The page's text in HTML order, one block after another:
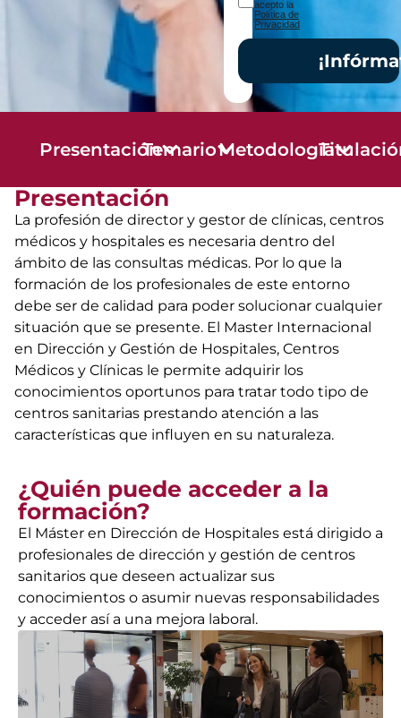
acepto la
Política de
Privacidad
PresentaciónTemarioMetodología
Presentación
La profesión de director y gestor de clínicas, centros
médicos y hospitales es necesaria dentro del
ámbito de las consultas médicas. Por lo que la
formación de los profesionales de este entorno
debe ser de calidad para poder solucionar cualquier
situación que se presente. El Master Internacional
en Dirección y Gestión de Hospitales, Centros
Médicos y Clínicas le permite adquirir los
conocimientos oportunos para tratar todo tipo de
centros sanitarias prestando atención a las
características que influyen en su naturaleza.
¿Quién puede acceder a la
formación?
El Máster en Dirección de Hospitales está dirigido a
profesionales de dirección y gestión de centros
sanitarios que deseen actualizar sus
conocimientos o asumir nuevas responsabilidades
y acceder así a una mejora laboral.